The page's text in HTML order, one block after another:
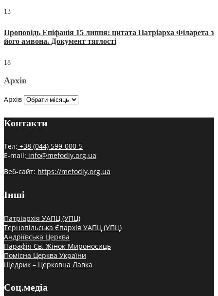
13
Проповідь Епіфанія 15 липня: цитата Патріарха Філарета з
його амвона. Документ тяглості
18
Архів
Архів
Контакти
Тел: +38 (044) 599-000-5
E-mail: info@mefodiy.org.ua
Веб-сайт: https://mefodiy.org.ua
Інші
Патріархія УАПЦ (УПЦ)
Тернопільська Єпархія УАПЦ (УПЦ)
Андріївська Церква
Парафія Св. Жінок-Мироносиць
Помісна Церква України
Щедрик – Церковна Лавка
Соц.медіа